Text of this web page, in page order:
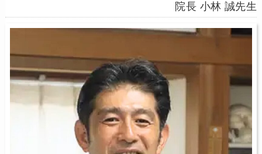
院長 小林 誠先生